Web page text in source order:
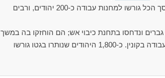
(Hohensalza). בסך הכל גורשו למחנות עבודה כ-200 יהודים, ורבים
גטו גומבין חוסל ב-12 במאי 1942. בתחילה הוצאו מהגטו כ-300 גברים ונדחסו בתחנת כיבוי אש; הם הוחזקו בה במשך
יממה בלי מים ומזון, וכמה מהם נורו, ולאחר מכן הוסעו למחנה עבודה בקונין. כ-1,800 היהודים שנותרו בגטו גורשו